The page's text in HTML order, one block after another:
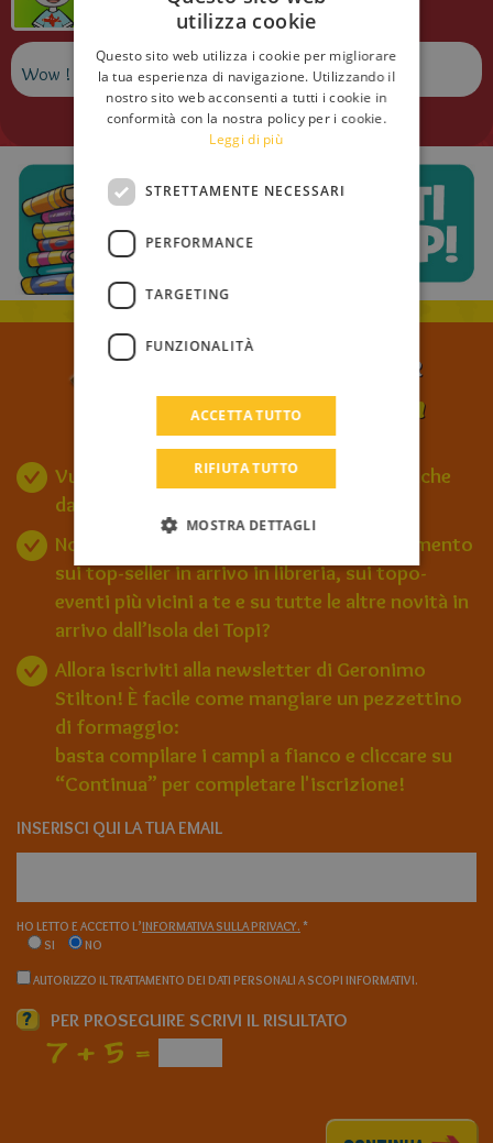
Wow ! #primo a commentare
ISCRIVITI ALLA NEWSLETTER
Geronimo Stilton
Vuoi ricevere tutte le notizie più stratopiche
dal mondo di Geronimo Stilton?
Non vuoi perderti nemmeno un aggiornamento
sui top-seller in arrivo in libreria, sui topo-
eventi più vicini a te e su tutte le altre novità in
arrivo dall’Isola dei Topi?
Allora iscriviti alla newsletter di Geronimo
Stilton! È facile come mangiare un pezzettino
di formaggio:
basta compilare i campi a fianco e cliccare su
“Continua” per completare l'iscrizione!
INSERISCI QUI LA TUA EMAIL
HO LETTO E ACCETTO L’INFORMATIVA SULLA PRIVACY. *
SI
NO
AUTORIZZO IL TRATTAMENTO DEI DATI PERSONALI A SCOPI INFORMATIVI.
? PER PROSEGUIRE SCRIVI IL RISULTATO
ITALIAN
ENGLISH
FRENCH
DUTCH
utilizza cookie
Questo sito web utilizza i cookie per migliorare
la tua esperienza di navigazione. Utilizzando il
nostro sito web acconsenti a tutti i cookie in
conformità con la nostra policy per i cookie.
Leggi di più
STRETTAMENTE NECESSARI
PERFORMANCE
TARGETING
FUNZIONALITÀ
ACCETTA TUTTO
RIFIUTA TUTTO
MOSTRA DETTAGLI